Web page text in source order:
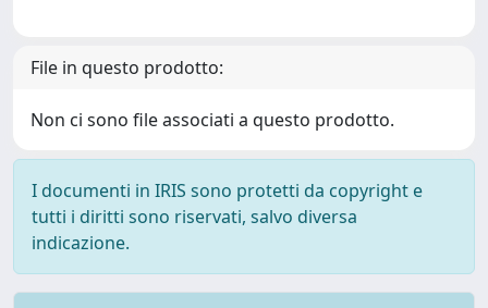
File in questo prodotto:
Non ci sono file associati a questo prodotto.
I documenti in IRIS sono protetti da copyright e
tutti i diritti sono riservati, salvo diversa
indicazione.